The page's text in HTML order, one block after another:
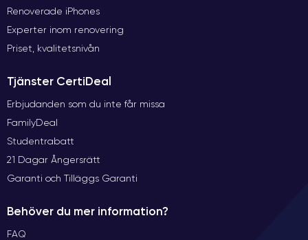
Renoverade iPhones
Experter inom renovering
Priset, kvalitetsnivån
Tjänster CertiDeal
Erbjudanden som du inte får missa
FamilyDeal
Studentrabatt
21 Dagar Ångersrätt
Garanti och Tilläggs Garanti
Behöver du mer information?
FAQ